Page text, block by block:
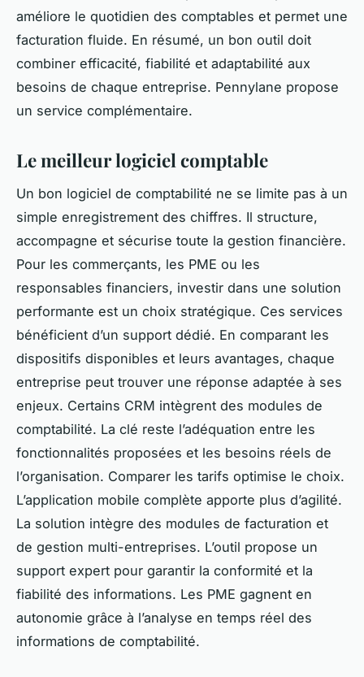
améliore le quotidien des comptables et permet une
facturation fluide. En résumé, un bon outil doit
combiner efficacité, fiabilité et adaptabilité aux
besoins de chaque entreprise. Pennylane propose
un service complémentaire.
Le meilleur logiciel comptable
Un bon logiciel de comptabilité ne se limite pas à un
simple enregistrement des chiffres. Il structure,
accompagne et sécurise toute la gestion financière.
Pour les commerçants, les PME ou les
responsables financiers, investir dans une solution
performante est un choix stratégique. Ces services
bénéficient d’un support dédié. En comparant les
dispositifs disponibles et leurs avantages, chaque
entreprise peut trouver une réponse adaptée à ses
enjeux. Certains CRM intègrent des modules de
comptabilité. La clé reste l’adéquation entre les
fonctionnalités proposées et les besoins réels de
l’organisation. Comparer les tarifs optimise le choix.
L’application mobile complète apporte plus d’agilité.
La solution intègre des modules de facturation et
de gestion multi-entreprises. L’outil propose un
support expert pour garantir la conformité et la
fiabilité des informations. Les PME gagnent en
autonomie grâce à l’analyse en temps réel des
informations de comptabilité.